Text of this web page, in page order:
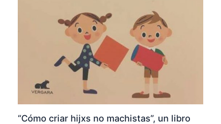
“Cómo criar hijxs no machistas”, un libro